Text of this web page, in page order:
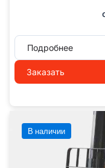
Подробнее
Заказать
В наличии